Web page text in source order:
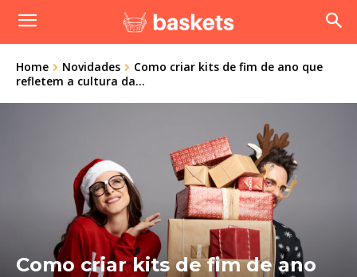
Home Novidades
Como criar kits de fim de ano que
refletem a cultura da...
Como criar kits de fim de ano